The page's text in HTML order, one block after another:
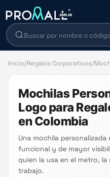
Inicio/Regalos Corporativos/
Mochilas
Logo para
en Colombia
Una mochila
funcional y de mayor
quien la usa en el metro,
trabajo.